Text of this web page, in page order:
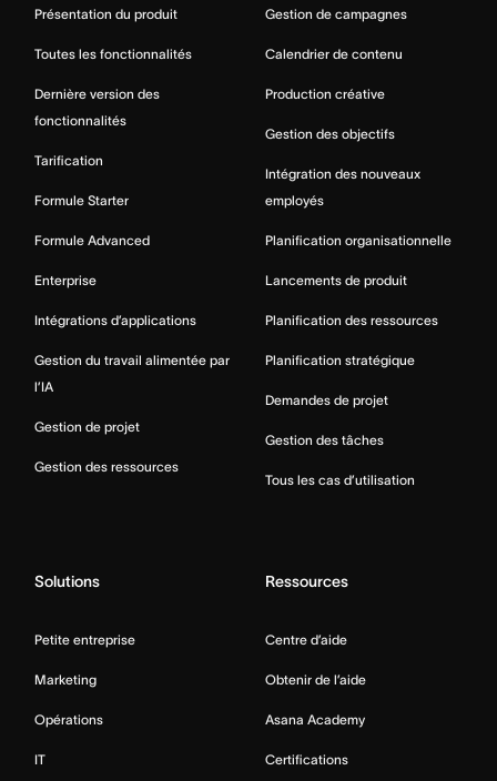
Présentation du produit
Toutes les fonctionnalités
Dernière version des
fonctionnalités
Tarification
Formule Starter
Formule Advanced
Enterprise
Intégrations d’applications
Gestion du travail alimentée par
l’IA
Gestion de projet
Gestion des ressources
Gestion de campagnes
Calendrier de contenu
Production créative
Gestion des objectifs
Intégration des nouveaux
employés
Planification organisationnelle
Lancements de produit
Planification des ressources
Planification stratégique
Demandes de projet
Gestion des tâches
Tous les cas d’utilisation
Solutions
Petite entreprise
Marketing
Opérations
IT
Ressources
Centre d’aide
Obtenir de l’aide
Asana Academy
Certifications